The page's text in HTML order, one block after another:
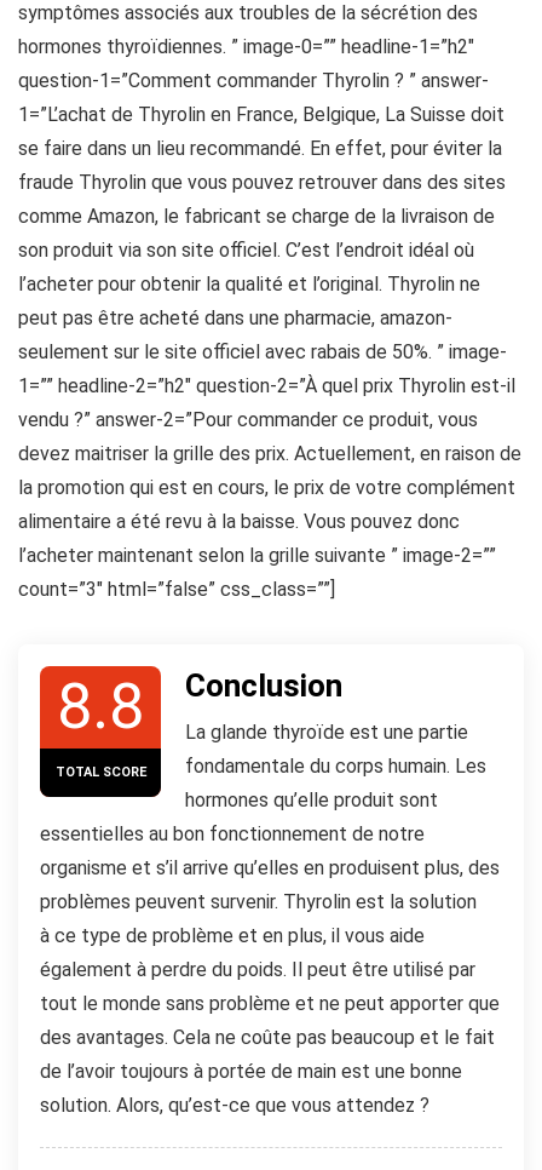
symptômes associés aux troubles de la sécrétion des
hormones thyroïdiennes. ” image-0=”” headline-1=”h2″
question-1=”Comment commander Thyrolin ? ” answer-
1=”L’achat de Thyrolin en France, Belgique, La Suisse doit
se faire dans un lieu recommandé. En effet, pour éviter la
fraude Thyrolin que vous pouvez retrouver dans des sites
comme Amazon, le fabricant se charge de la livraison de
son produit via son site officiel. C’est l’endroit idéal où
l’acheter pour obtenir la qualité et l’original. Thyrolin ne
peut pas être acheté dans une pharmacie, amazon-
seulement sur le site officiel avec rabais de 50%. ” image-
1=”” headline-2=”h2″ question-2=”À quel prix Thyrolin est-il
vendu ?” answer-2=”Pour commander ce produit, vous
devez maitriser la grille des prix. Actuellement, en raison de
la promotion qui est en cours, le prix de votre complément
alimentaire a été revu à la baisse. Vous pouvez donc
l’acheter maintenant selon la grille suivante ” image-2=””
count=”3″ html=”false” css_class=””]
8.8
TOTAL SCORE
Conclusion
La glande thyroïde est une partie
fondamentale du corps humain. Les
hormones qu’elle produit sont
essentielles au bon fonctionnement de notre
organisme et s’il arrive qu’elles en produisent plus, des
problèmes peuvent survenir. Thyrolin est la solution
à ce type de problème et en plus, il vous aide
également à perdre du poids. Il peut être utilisé par
tout le monde sans problème et ne peut apporter que
des avantages. Cela ne coûte pas beaucoup et le fait
de l’avoir toujours à portée de main est une bonne
solution. Alors, qu’est-ce que vous attendez ?